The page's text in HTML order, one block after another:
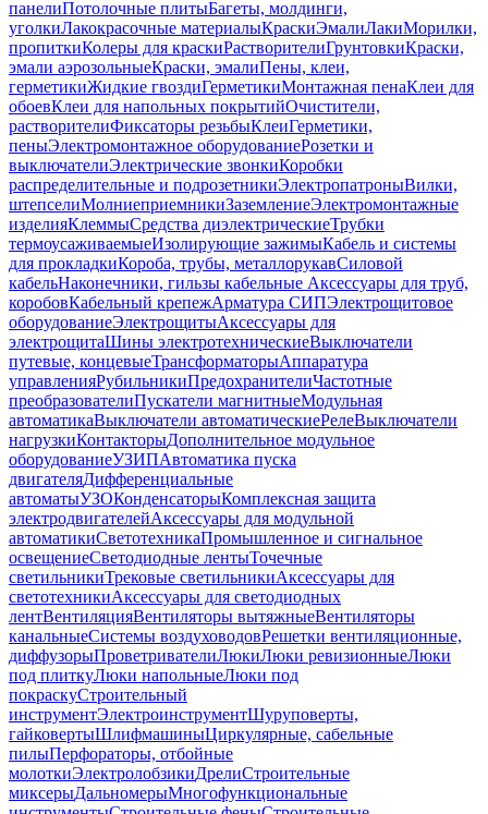
панелиПотолочные плитыБагеты, молдинги,
уголкиЛакокрасочные материалыКраскиЭмалиЛакиМорилки,
пропиткиКолеры для краскиРастворителиГрунтовкиКраски,
эмали аэрозольныеКраски, эмалиПены, клеи,
герметикиЖидкие гвоздиГерметикиМонтажная пенаКлеи для
обоевКлеи для напольных покрытийОчистители,
растворителиФиксаторы резьбыКлеиГерметики,
пеныЭлектромонтажное оборудованиеРозетки и
выключателиЭлектрические звонкиКоробки
распределительные и подрозетникиЭлектропатроныВилки,
штепселиМолниеприемникиЗаземлениеЭлектромонтажные
изделияКлеммыСредства диэлектрическиеТрубки
термоусаживаемыеИзолирующие зажимыКабель и системы
для прокладкиКороба, трубы, металлорукавСиловой
кабельНаконечники, гильзы кабельные Аксессуары для труб,
коробовКабельный крепежАрматура СИПЭлектрощитовое
оборудованиеЭлектрощитыАксессуары для
электрощитаШины электротехническиеВыключатели
путевые, концевыеТрансформаторыАппаратура
управленияРубильникиПредохранителиЧастотные
преобразователиПускатели магнитныеМодульная
автоматикаВыключатели автоматическиеРелеВыключатели
нагрузкиКонтакторыДополнительное модульное
оборудованиеУЗИПАвтоматика пуска
двигателяДифференциальные
автоматыУЗОКонденсаторыКомплексная защита
электродвигателейАксессуары для модульной
автоматикиСветотехникаПромышленное и сигнальное
освещениеСветодиодные лентыТочечные
светильникиТрековые светильникиАксессуары для
светотехникиАксессуары для светодиодных
лентВентиляцияВентиляторы вытяжныеВентиляторы
канальныеСистемы воздуховодовРешетки вентиляционные,
диффузорыПроветривателиЛюкиЛюки ревизионныеЛюки
под плиткуЛюки напольныеЛюки под
покраскуСтроительный
инструментЭлектроинструментШуруповерты,
гайковертыШлифмашиныЦиркулярные, сабельные
пилыПерфораторы, отбойные
молоткиЭлектролобзикиДрелиСтроительные
миксерыДальномерыМногофункциональные